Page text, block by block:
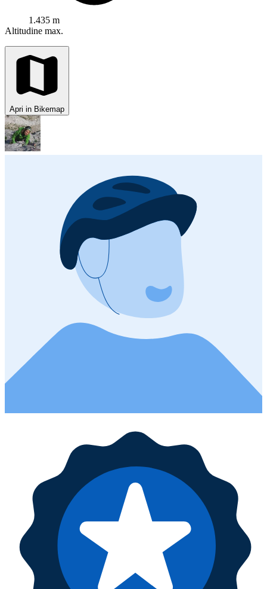
1.435 m
Altitudine max.
Apri in Bikemap